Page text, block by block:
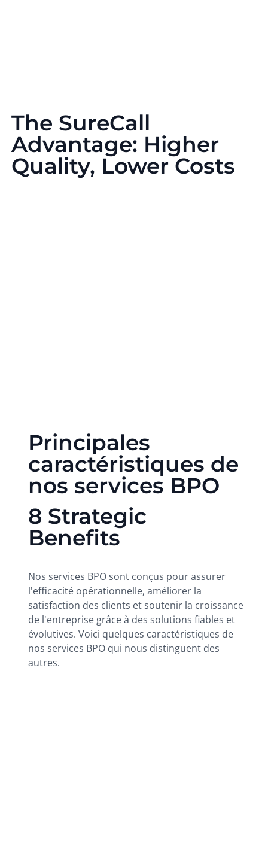
The SureCall
Advantage: Higher
Quality, Lower Costs
Principales
caractéristiques de
nos services BPO
​8 Strategic
Benefits
Nos services BPO sont conçus pour assurer
l'efficacité opérationnelle, améliorer la
satisfaction des clients et soutenir la croissance
de l'entreprise grâce à des solutions fiables et
évolutives. Voici quelques caractéristiques de
nos services BPO qui nous distinguent des
autres.